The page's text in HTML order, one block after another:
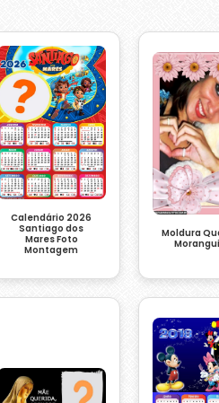
Calendário 2026
Santiago dos
Mares Foto
Montagem
Moldura